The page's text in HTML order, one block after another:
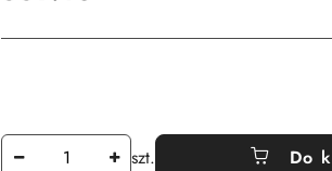
Ilość szt. Do